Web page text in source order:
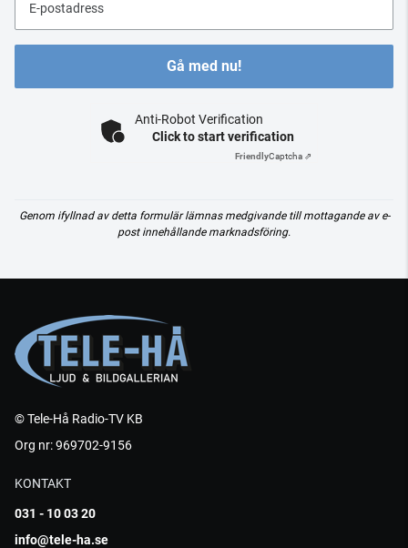
E-postadress
Gå med nu!
Anti-Robot Verification
Click to start verification
FriendlyCaptcha ⇗
Genom ifyllnad av detta formulär lämnas medgivande till mottagande av e-
post innehållande marknadsföring.
© Tele-Hå Radio-TV KB
Org nr: 969702-9156
KONTAKT
031 - 10 03 20
info@tele-ha.se